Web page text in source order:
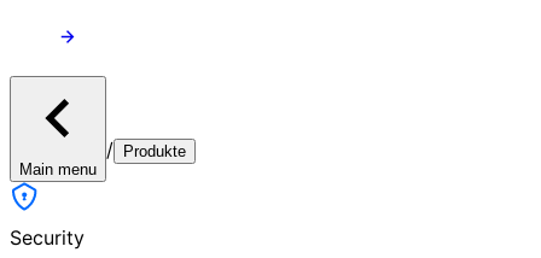
Main menu
/ Produkte
Security